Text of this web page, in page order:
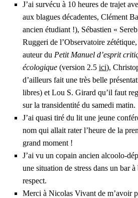
J’ai sur­vé­cu à 10 heures de tra­jet
aux blagues déca­dentes, Clé­ment
ancien étu­diant !), Sébas­tien «
Rug­ge­ri de l’Ob­ser­va­toire
auteur du Petit Manuel d’es­prit
éco­lo­gique (ver­sion 2.5 ici),
d’ailleurs fait une très belle
libres) et Lou S. Girard qu’il faut
sur la tran­si­den­ti­té du same­di matin.
J’ai qua­si tiré du lit une jeune
nom qui allait rater l’heure de la
grand moment !
J’ai vu un copain ancien alcoo­lo-
une situa­tion de stress dans un bar
res­pect.
Mer­ci à Nico­las Vivant de m’a­voir